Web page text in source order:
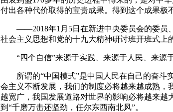
付出各种代价取得的宝贵成果。得到这个成果极
——2018年1月5日在新进中央委员会的委员、
社会主义思想和党的十九大精神研讨班开班式上
“四个自信”来源于实践、来源于人民、来源
所谓的“中国模式”是中国人民在自己的奋斗
会主义不断发展，我们的制度必将越来越成熟
越宽广，我国发展道路对世界的影响必将越来
到“千磨万击还坚劲，任尔东西南北风”。